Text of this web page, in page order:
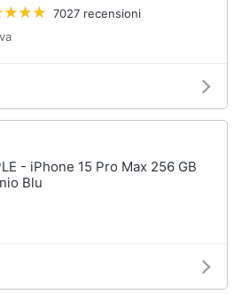
7027 recensioni
- iPhone 15 Pro Max 256 GB
Blu